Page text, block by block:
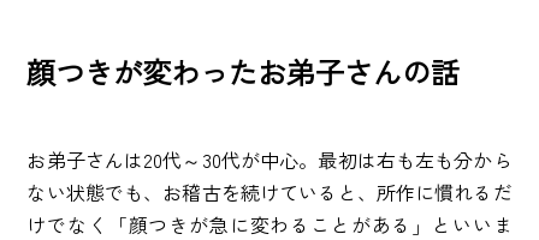
顔つきが変わったお弟子さんの話
お弟子さんは20代～30代が中心。最初は右も左も分から
ない状態でも、お稽古を続けていると、所作に慣れるだ
けでなく「顔つきが急に変わることがある」といいま